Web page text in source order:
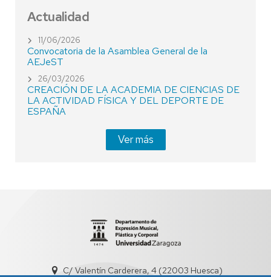
Actualidad
11/06/2026
Convocatoria de la Asamblea General de la
AEJeST
26/03/2026
CREACIÓN DE LA ACADEMIA DE CIENCIAS DE
LA ACTIVIDAD FÍSICA Y DEL DEPORTE DE
ESPAÑA
Ver más
C/ Valentín Carderera, 4 (22003 Huesca)